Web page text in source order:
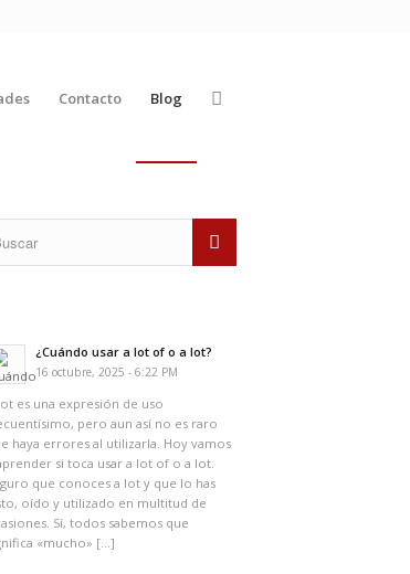
Contacto Blog
¿Cuándo usar a lot of o a lot?
16 octubre, 2025 - 6:22 PM
es una expresión de uso
pero aun así no es raro
haya errores al utilizarla. Hoy vamos
si toca usar a lot of o a lot.
que conoces a lot y que lo has
oído y utilizado en multitud de
Sí, todos sabemos que
«mucho» […]